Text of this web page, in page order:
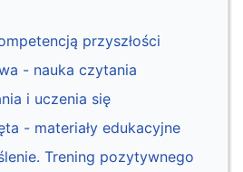
przyszłości
- nauka czytania
i uczenia się
- materiały edukacyjne
Trening pozytywnego